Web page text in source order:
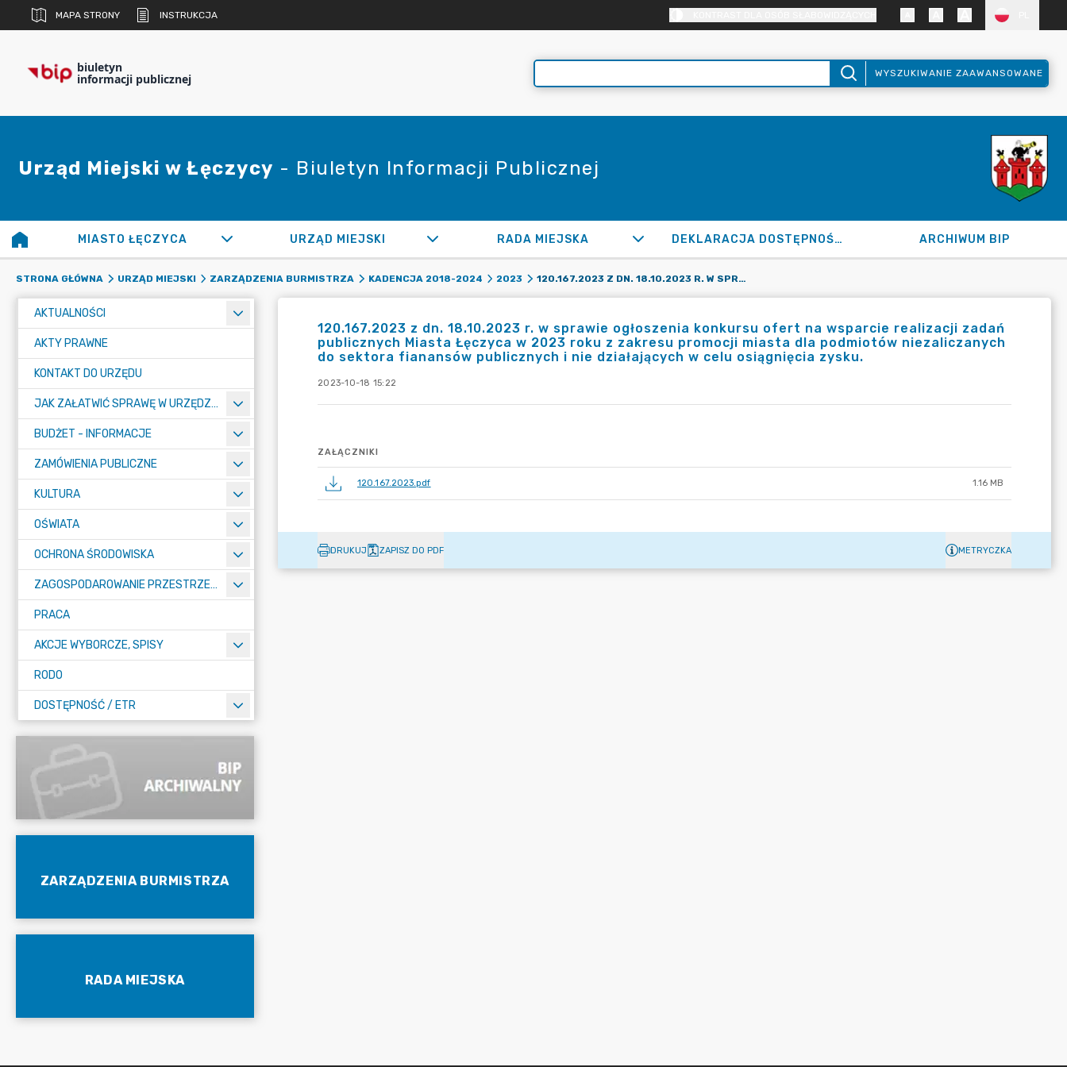
MAPA STRONY INSTRUKCJA
biuletyn
informacji publicznej WYSZUKIWANIE ZAAWANSOWANE
Urząd Miejski w Łęczycy - Biuletyn Informacji Publicznej
MIASTO ŁĘCZYCA URZĄD MIEJSKI RADA MIEJSKA DEKLARACJA DOSTĘPNOŚCI ARCHIWUM BIP
STRONA GŁÓWNA URZĄD MIEJSKI ZARZĄDZENIA BURMISTRZA KADENCJA 2018-2024 2023 120.167.2023 Z DN. 18.10.2023 R. W SPRAWIE OGŁOSZENIA KONKURSU OFERT NA WSPARCIE REALIZACJI ZADAŃ PUBLICZNYCH MIASTA ŁĘCZYCA W 2023 ROKU Z ZAKRESU PROMOCJI MIASTA DLA PODMIOTÓW NIEZALICZANYCH DO SEKTORA FIANANSÓW PUBLICZNYCH I NIE DZIAŁAJĄCYCH W CELU OSIĄGNIĘCIA ZYSKU.
AKTUALNOŚCI
AKTY PRAWNE
KONTAKT DO URZĘDU
JAK ZAŁATWIĆ SPRAWĘ W URZĘDZIE
BUDŻET - INFORMACJE
ZAMÓWIENIA PUBLICZNE
KULTURA
OŚWIATA
OCHRONA ŚRODOWISKA
ZAGOSPODAROWANIE PRZESTRZENNE
PRACA
AKCJE WYBORCZE, SPISY
RODO
DOSTĘPNOŚĆ / ETR
ZARZĄDZENIA BURMISTRZA
RADA MIEJSKA
120.167.2023 z dn. 18.10.2023 r. w sprawie ogłoszenia konkursu ofert na wsparcie realizacji zadań
publicznych Miasta Łęczyca w 2023 roku z zakresu promocji miasta dla podmiotów niezaliczanych
do sektora fianansów publicznych i nie działających w celu osiągnięcia zysku.
2023-10-18 15:22
ZAŁĄCZNIKI
120.167.2023.pdf 1.16 MB
DRUKUJ ZAPISZ DO PDF METRYCZKA